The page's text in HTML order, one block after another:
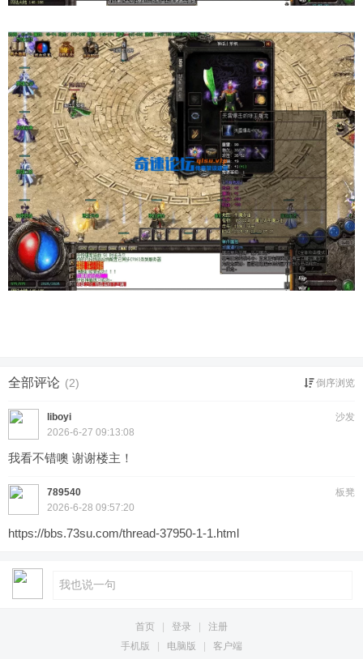
全部评论 (2) 倒序浏览
沙发
liboyi
2026-6-27 09:13:08
我看不错噢 谢谢楼主！
板凳
789540
2026-6-28 09:57:20
https://bbs.73su.com/thread-37950-1-1.html
首页 | 登录 |
注册
手机版
| 电脑版 | 客户端